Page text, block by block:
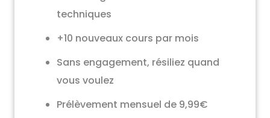
techniques
+10 nouveaux cours par mois
Sans engagement, résiliez quand
vous voulez
Prélèvement mensuel de 9,99€